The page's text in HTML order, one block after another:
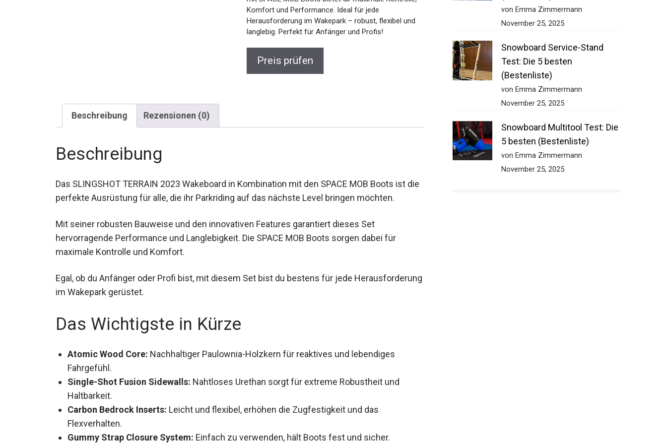
mit SPACE MOB Boots bietet dir maximale Kontrolle,
Komfort und Performance. Ideal für jede
Herausforderung im Wakepark – robust, flexibel und
Preis prüfen
Rezensionen (0)
Beschreibung
Das SLINGSHOT TERRAIN 2023 Wakeboard in Kombination mit den SPACE MOB Boots ist
Mit seiner robusten Bauweise und den innovativen Features garantiert dieses Set
hervorragende Performance und Langlebigkeit. Die SPACE MOB Boots sorgen dabei für
Egal, ob du Anfänger oder Profi bist, mit diesem Set bist du bestens für jede
Das Wichtigste in Kürze
Atomic Wood Core:
Fahrgefühl.
Single-Shot Fusion Sidewalls:
Haltbarkeit.
Carbon Bedrock Inserts:
Flexverhalten.
von Emma Zimmermann
November 25, 2025
Snowboard Service-Stand
Test: Die 5 besten
(Bestenliste)
von Emma Zimmermann
November 25, 2025
Snowboard Multitool Test: Die
5 besten (Bestenliste)
von Emma Zimmermann
November 25, 2025